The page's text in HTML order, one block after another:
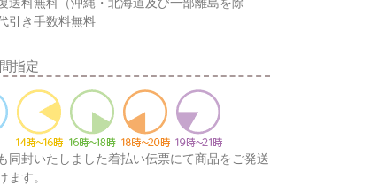
引き手数料無料
指定
同封いたしました着払い伝票にて商品をご発送
ます。